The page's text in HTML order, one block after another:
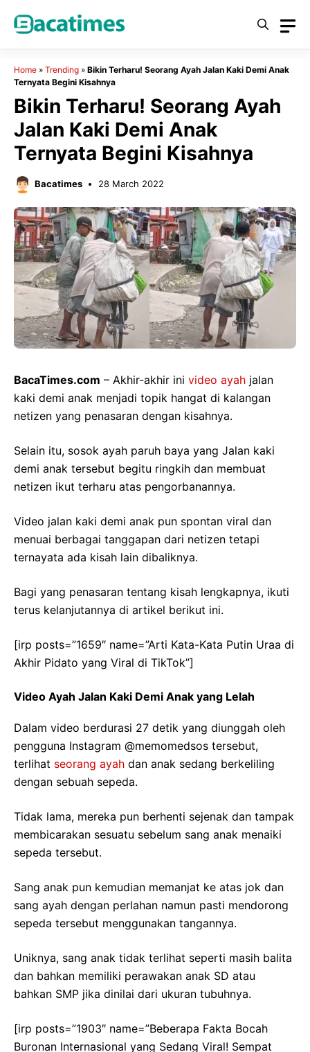
Home » Trending » Bikin Terharu! Seorang Ayah Jalan Kaki Demi Anak
Ternyata Begini Kisahnya
Bikin Terharu! Seorang Ayah
Jalan Kaki Demi Anak
Ternyata Begini Kisahnya
Bacatimes 28 March 2022
BacaTimes.com – Akhir-akhir ini video ayah jalan
kaki demi anak menjadi topik hangat di kalangan
netizen yang penasaran dengan kisahnya.
Selain itu, sosok ayah paruh baya yang Jalan kaki
demi anak tersebut begitu ringkih dan membuat
netizen ikut terharu atas pengorbanannya.
Video jalan kaki demi anak pun spontan viral dan
menuai berbagai tanggapan dari netizen tetapi
ternayata ada kisah lain dibaliknya.
Bagi yang penasaran tentang kisah lengkapnya, ikuti
terus kelanjutannya di artikel berikut ini.
[irp posts=”1659″ name=”Arti Kata-Kata Putin Uraa di
Akhir Pidato yang Viral di TikTok”]
Video Ayah Jalan Kaki Demi Anak yang Lelah
Dalam video berdurasi 27 detik yang diunggah oleh
pengguna Instagram @memomedsos tersebut,
terlihat seorang ayah dan anak sedang berkeliling
dengan sebuah sepeda.
Tidak lama, mereka pun berhenti sejenak dan tampak
membicarakan sesuatu sebelum sang anak menaiki
sepeda tersebut.
Sang anak pun kemudian memanjat ke atas jok dan
sang ayah dengan perlahan namun pasti mendorong
sepeda tersebut menggunakan tangannya.
Uniknya, sang anak tidak terlihat seperti masih balita
dan bahkan memiliki perawakan anak SD atau
bahkan SMP jika dinilai dari ukuran tubuhnya.
[irp posts=”1903″ name=”Beberapa Fakta Bocah
Buronan Internasional yang Sedang Viral! Sempat